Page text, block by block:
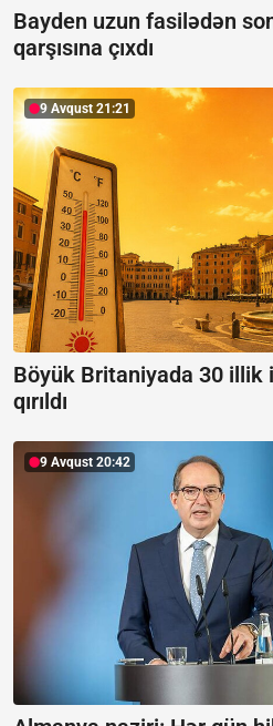
Bayden uzun fasilədən
qarşısına çıxdı
9 Avqust 21:21
Böyük Britaniyada 30 illik
qırıldı
9 Avqust 20:42